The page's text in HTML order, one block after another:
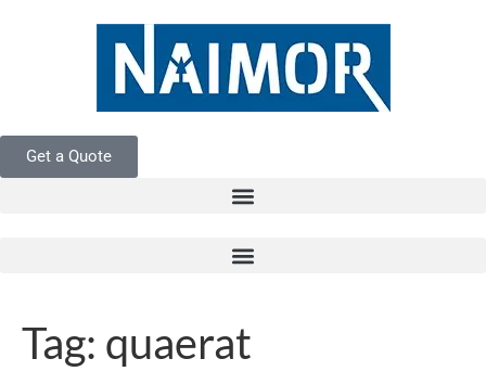
Get a Quote
Tag: quaerat